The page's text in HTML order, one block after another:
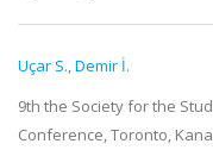
Uçar S.,Demir İ.
9th the Society for the
Conference, Toronto,